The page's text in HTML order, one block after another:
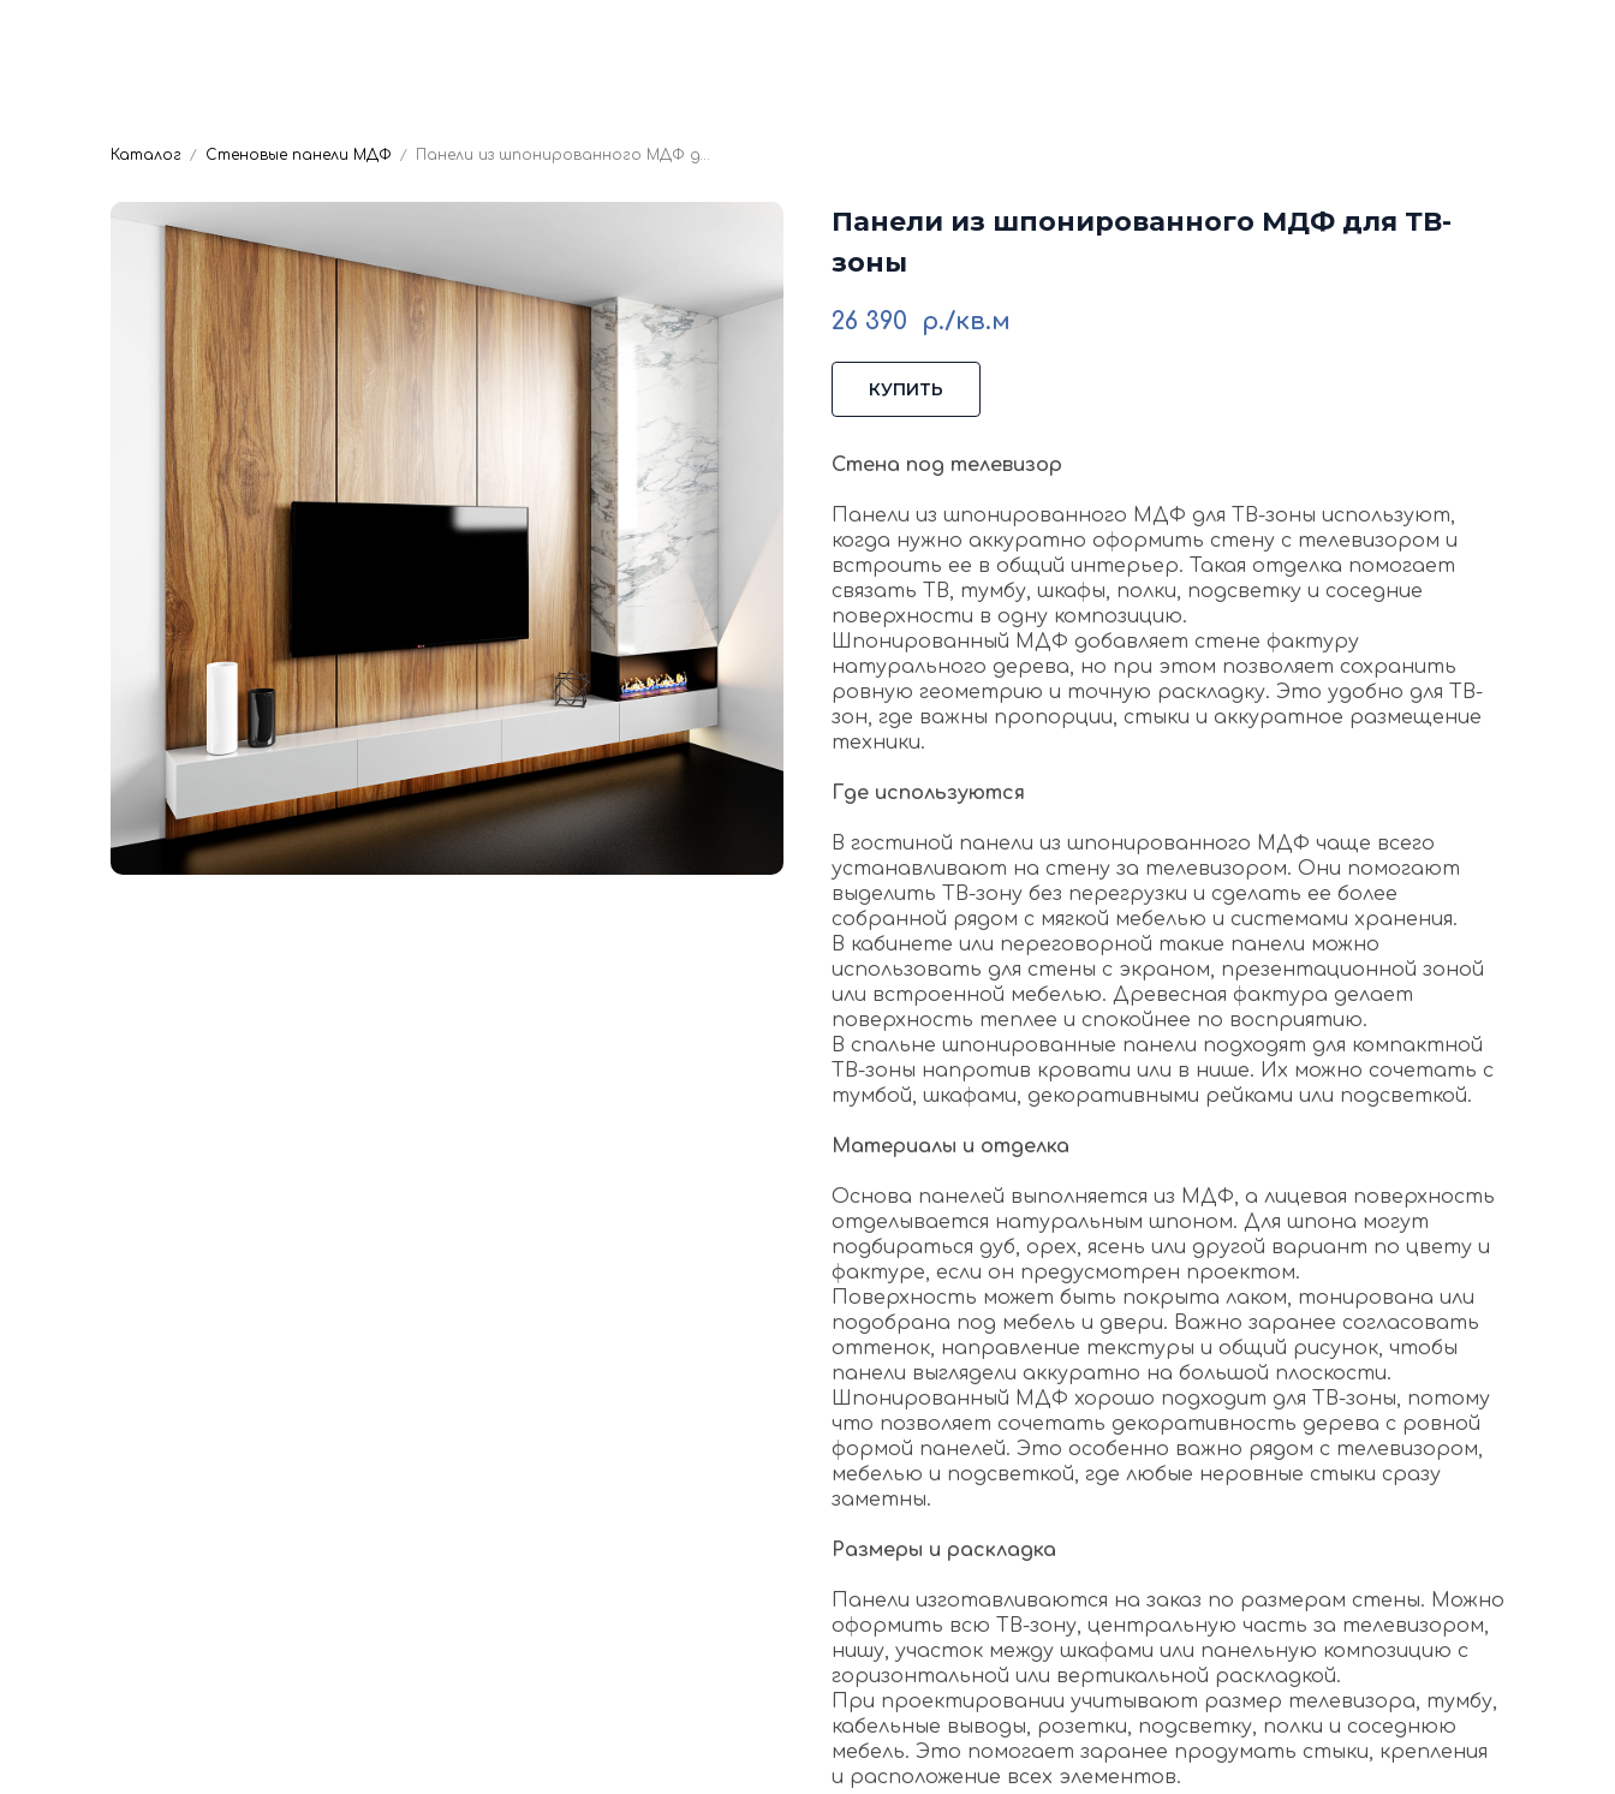
Каталог Стеновые панели МДФ Панели из шпонированного МДФ для ТВ-зоны
Панели из шпонированного МДФ для ТВ-
зоны
26 390 р./кв.м
КУПИТЬ
Стена под телевизор
Панели из шпонированного МДФ для ТВ-зоны используют,
когда нужно аккуратно оформить стену с телевизором и
встроить ее в общий интерьер. Такая отделка помогает
связать ТВ, тумбу, шкафы, полки, подсветку и соседние
поверхности в одну композицию.
Шпонированный МДФ добавляет стене фактуру
натурального дерева, но при этом позволяет сохранить
ровную геометрию и точную раскладку. Это удобно для ТВ-
зон, где важны пропорции, стыки и аккуратное размещение
техники.
Где используются
В гостиной панели из шпонированного МДФ чаще всего
устанавливают на стену за телевизором. Они помогают
выделить ТВ-зону без перегрузки и сделать ее более
собранной рядом с мягкой мебелью и системами хранения.
В кабинете или переговорной такие панели можно
использовать для стены с экраном, презентационной зоной
или встроенной мебелью. Древесная фактура делает
поверхность теплее и спокойнее по восприятию.
В спальне шпонированные панели подходят для компактной
ТВ-зоны напротив кровати или в нише. Их можно сочетать с
тумбой, шкафами, декоративными рейками или подсветкой.
Материалы и отделка
Основа панелей выполняется из МДФ, а лицевая поверхность
отделывается натуральным шпоном. Для шпона могут
подбираться дуб, орех, ясень или другой вариант по цвету и
фактуре, если он предусмотрен проектом.
Поверхность может быть покрыта лаком, тонирована или
подобрана под мебель и двери. Важно заранее согласовать
оттенок, направление текстуры и общий рисунок, чтобы
панели выглядели аккуратно на большой плоскости.
Шпонированный МДФ хорошо подходит для ТВ-зоны, потому
что позволяет сочетать декоративность дерева с ровной
формой панелей. Это особенно важно рядом с телевизором,
мебелью и подсветкой, где любые неровные стыки сразу
заметны.
Размеры и раскладка
Панели изготавливаются на заказ по размерам стены. Можно
оформить всю ТВ-зону, центральную часть за телевизором,
нишу, участок между шкафами или панельную композицию с
горизонтальной или вертикальной раскладкой.
При проектировании учитывают размер телевизора, тумбу,
кабельные выводы, розетки, подсветку, полки и соседнюю
мебель. Это помогает заранее продумать стыки, крепления
и расположение всех элементов.